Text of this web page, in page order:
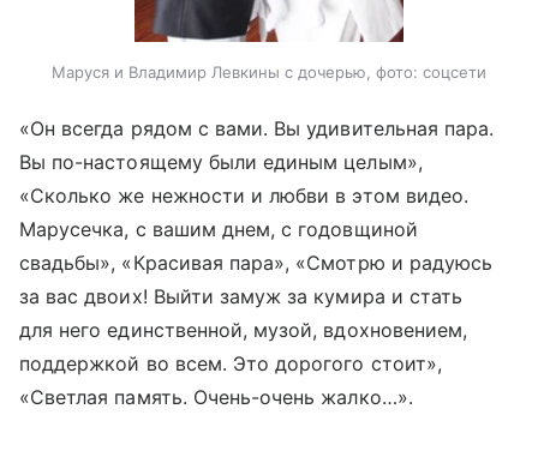
Маруся и Владимир Левкины с дочерью, фото: соцсети
«Он всегда рядом с вами. Вы удивительная пара.
Вы по-настоящему были единым целым»,
«Сколько же нежности и любви в этом видео.
Марусечка, с вашим днем, с годовщиной
свадьбы», «Красивая пара», «Смотрю и радуюсь
за вас двоих! Выйти замуж за кумира и стать
для него единственной, музой, вдохновением,
поддержкой во всем. Это дорогого стоит»,
«Светлая память. Очень-очень жалко…».